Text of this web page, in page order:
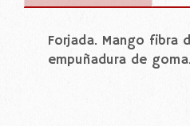
Forjada. Mango fibra
empuñadura de